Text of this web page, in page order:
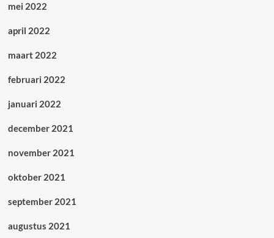
mei 2022
april 2022
maart 2022
februari 2022
januari 2022
december 2021
november 2021
oktober 2021
september 2021
augustus 2021